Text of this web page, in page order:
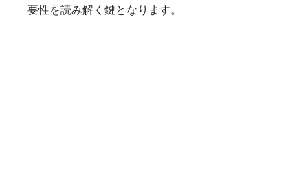
要性を読み解く鍵となります。